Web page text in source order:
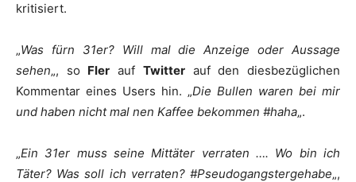
kritisiert.
„Was fürn 31er? Will mal die Anzeige oder Aussage
sehen„, so Fler auf Twitterauf den diesbezüglichen
Kommentar eines Users hin. „Die Bullen waren bei mir
und haben nicht mal nen Kaffee bekommen #haha„.
„Ein 31er muss seine Mittäter verraten …. Wo bin ich
Täter? Was soll ich verraten? #Pseudogangstergehabe„,